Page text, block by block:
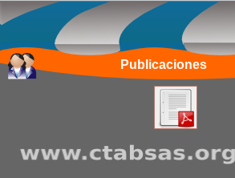
Publicaciones